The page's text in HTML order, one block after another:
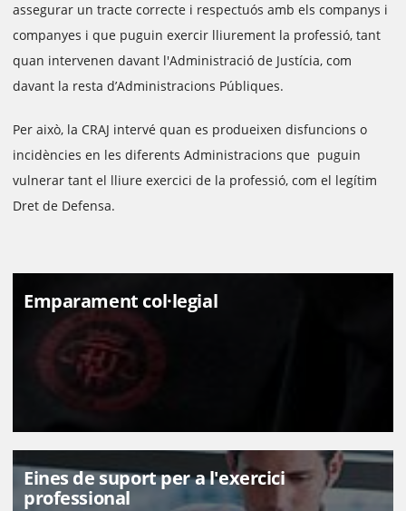
assegurar un tracte correcte i respectuós amb els companys i
companyes i que puguin exercir lliurement la professió, tant
quan intervenen davant l'Administració de Justícia, com
davant la resta d’Administracions Públiques.
Per això, la CRAJ intervé quan es produeixen disfuncions o
incidències en les diferents Administracions que puguin
vulnerar tant el lliure exercici de la professió, com el legítim
Dret de Defensa.
Emparament col·legial
Eines de suport per a l'exercici
professional